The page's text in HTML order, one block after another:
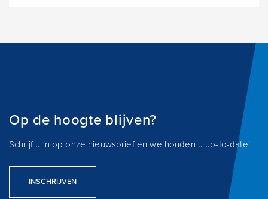
Op de hoogte blijven?
Schrijf u in op onze nieuwsbrief en we houden u up-to-date!
INSCHRIJVEN